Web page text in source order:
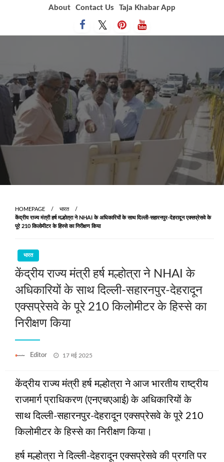
About Contact Us Taja Khabar App
HOMEPAGE
भारत
​​​​​​​केंद्रीय राज्य मंत्री हर्ष मल्होत्रा ने NHAI के अधिकारियों के साथ दिल्ली-सहारनपुर-देहरादून एक्सप्रेसवे के
पूरे 210 किलोमीटर के हिस्से का निरीक्षण किया
भारत
​​​​​​​केंद्रीय राज्य मंत्री हर्ष मल्होत्रा ने NHAI के
अधिकारियों के साथ दिल्ली-सहारनपुर-देहरादून
एक्सप्रेसवे के पूरे 210 किलोमीटर के हिस्से का
निरीक्षण किया
Editor
Posted
17 मई 2025
केंद्रीय राज्य मंत्री हर्ष मल्होत्रा ने आज भारतीय राष्ट्रीय
राजमार्ग प्राधिकरण (एनएचएआई) के अधिकारियों के
साथ दिल्ली-सहारनपुर-देहरादून एक्सप्रेसवे के पूरे 210
किलोमीटर के हिस्से का निरीक्षण किया।
हर्ष मल्होत्रा ने दिल्ली-देहरादून एक्सप्रेसवे की प्रगति पर